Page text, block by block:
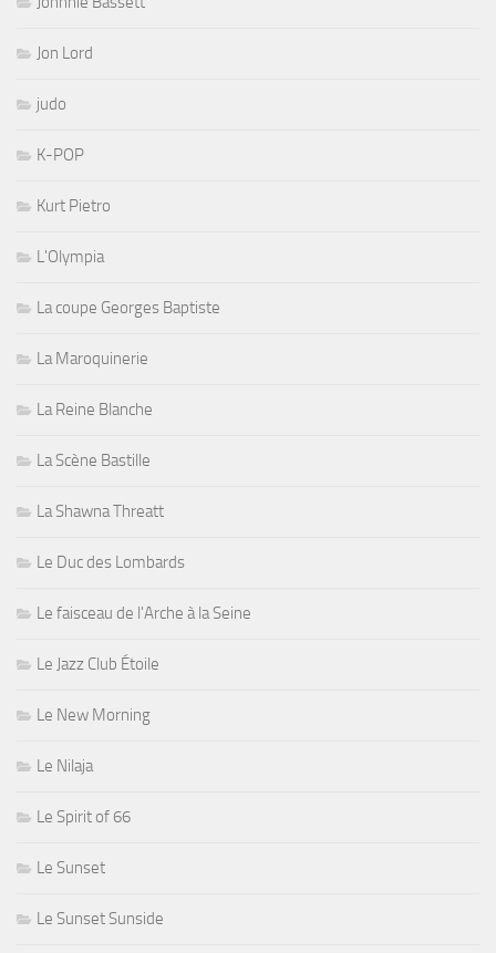
Jon Lord
judo
K-POP
Kurt Pietro
L'Olympia
La coupe Georges Baptiste
La Maroquinerie
La Reine Blanche
La Scène Bastille
La Shawna Threatt
Le Duc des Lombards
Le faisceau de l'Arche à la Seine
Le Jazz Club Étoile
Le New Morning
Le Nilaja
Le Spirit of 66
Le Sunset
Le Sunset Sunside